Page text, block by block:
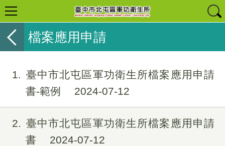
檔案應用申請
1
臺中市北屯區軍功衛生所檔案應用申請
書-範例
2024-07-12
2
臺中市北屯區軍功衛生所檔案應用申請
書
2024-07-12